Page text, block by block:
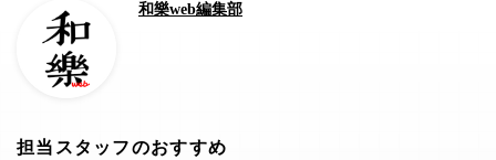
和樂web編集部
担当スタッフのおすすめ